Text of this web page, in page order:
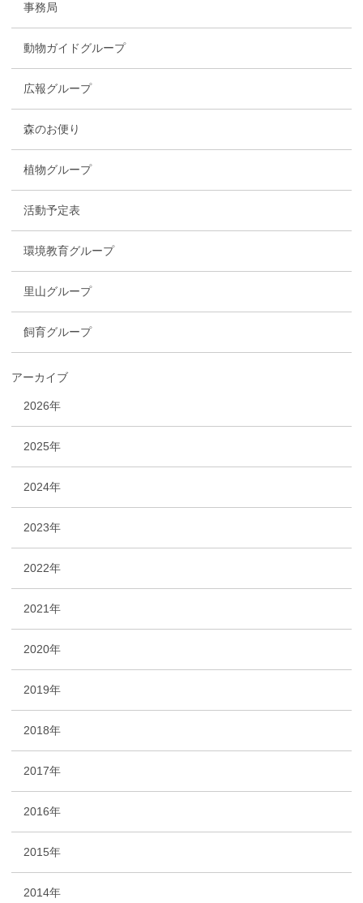
事務局
動物ガイドグループ
広報グループ
森のお便り
植物グループ
活動予定表
環境教育グループ
里山グループ
飼育グループ
アーカイブ
2026年
2025年
2024年
2023年
2022年
2021年
2020年
2019年
2018年
2017年
2016年
2015年
2014年